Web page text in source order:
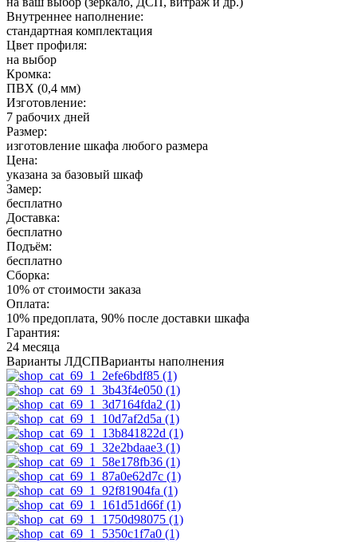
Внутреннее наполнение:
стандартная комплектация
Цвет профиля:
на выбор
Кромка:
ПВХ (0,4 мм)
Изготовление:
7 рабочих дней
Размер:
изготовление шкафа любого размера
Цена:
указана за базовый шкаф
Замер:
бесплатно
Доставка:
бесплатно
Подъём:
бесплатно
Сборка:
10% от стоимости заказа
Оплата:
10% предоплата, 90% после доставки шкафа
Гарантия:
24 месяца
Варианты ЛДСПВарианты наполнения